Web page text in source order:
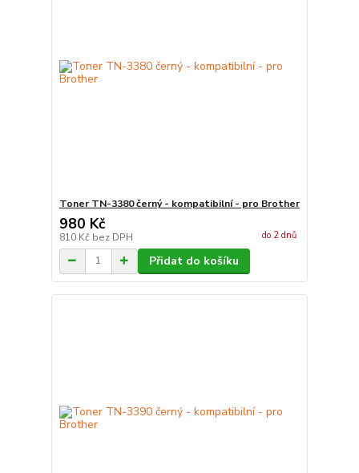
Toner TN-3380 černý - kompatibilní - pro Brother
980 Kč
810 Kč bez DPH do 2 dnů
Přidat do košíku